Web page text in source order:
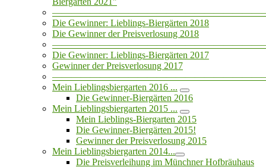
Die Gewinner: Lieblings-Biergärten 2018
Die Gewinner der Preisverlosung 2018
Die Gewinner: Lieblings-Biergärten 2017
Gewinner der Preisverlosung 2017
Mein Lieblingsbiergarten 2016 ...
Die Gewinner-Biergärten 2016
Mein Lieblingsbiergarten 2015 ...
Mein Lieblings-Biergarten 2015
Die Gewinner-Biergärten 2015!
Gewinner der Preisverlosung 2015
Mein Lieblingsbiergarten 2014...
Die Preisverleihung im Münchner Hofbräuhaus